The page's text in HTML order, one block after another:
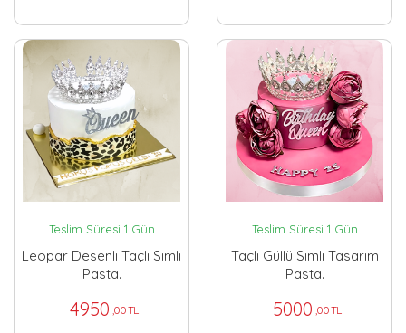
Teslim Süresi 1 Gün
Leopar Desenli Taçlı Simli
Pasta.
4950 ,00 TL
Teslim Süresi 1 Gün
Taçlı Güllü Simli Tasarım
Pasta.
5000 ,00 TL